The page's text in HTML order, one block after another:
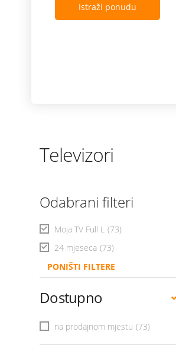
Istraži ponudu
Televizori
Odabrani filteri
Moja TV Full L (73)
24 mjeseca (73)
PONIŠTI FILTERE
Dostupno
na prodajnom mjestu (73)